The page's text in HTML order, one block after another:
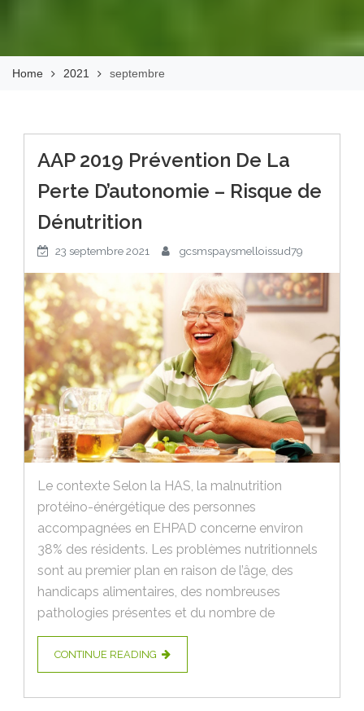
Home 2021 septembre
AAP 2019 Prévention De La
Perte D’autonomie – Risque de
Dénutrition
23 septembre 2021 gcsmspaysmelloissud79
Le contexte Selon la HAS, la malnutrition
protéino-énérgétique des personnes
accompagnées en EHPAD concerne environ
38% des résidents. Les problèmes nutritionnels
sont au premier plan en raison de l’âge, des
handicaps alimentaires, des nombreuses
pathologies présentes et du nombre de
CONTINUE READING